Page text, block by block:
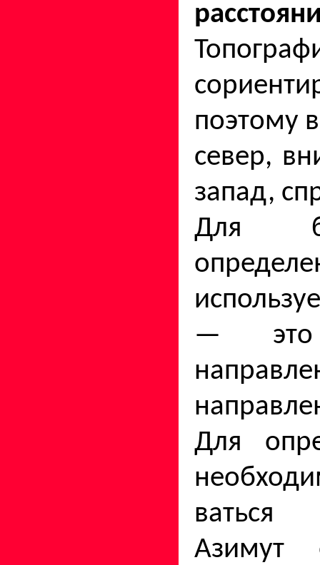
поэтому
север,
запад,
Для
— это
Для
ваться
Азимут